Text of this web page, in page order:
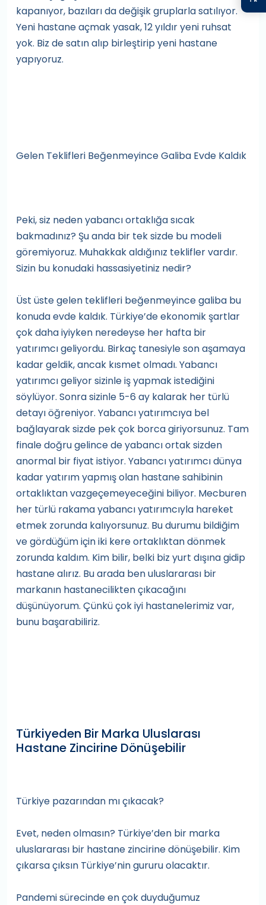
kapanıyor, bazıları da değişik gruplarla satılıyor.
Yeni hastane açmak yasak, 12 yıldır yeni ruhsat
yok. Biz de satın alıp birleştirip yeni hastane
yapıyoruz.
Gelen Teklifleri Beğenmeyince Galiba Evde Kaldık
Peki, siz neden yabancı ortaklığa sıcak
bakmadınız? Şu anda bir tek sizde bu modeli
göremiyoruz. Muhakkak aldığınız teklifler vardır.
Sizin bu konudaki hassasiyetiniz nedir?
Üst üste gelen teklifleri beğenmeyince galiba bu
konuda evde kaldık. Türkiye’de ekonomik şartlar
çok daha iyiyken neredeyse her hafta bir
yatırımcı geliyordu. Birkaç tanesiyle son aşamaya
kadar geldik, ancak kısmet olmadı. Yabancı
yatırımcı geliyor sizinle iş yapmak istediğini
söylüyor. Sonra sizinle 5-6 ay kalarak her türlü
detayı öğreniyor. Yabancı yatırımcıya bel
bağlayarak sizde pek çok borca giriyorsunuz. Tam
finale doğru gelince de yabancı ortak sizden
anormal bir fiyat istiyor. Yabancı yatırımcı dünya
kadar yatırım yapmış olan hastane sahibinin
ortaklıktan vazgeçemeyeceğini biliyor. Mecburen
her türlü rakama yabancı yatırımcıyla hareket
etmek zorunda kalıyorsunuz. Bu durumu bildiğim
ve gördüğüm için iki kere ortaklıktan dönmek
zorunda kaldım. Kim bilir, belki biz yurt dışına gidip
hastane alırız. Bu arada ben uluslararası bir
markanın hastanecilikten çıkacağını
düşünüyorum. Çünkü çok iyi hastanelerimiz var,
bunu başarabiliriz.
Türkiyeden Bir Marka Uluslarası
Hastane Zincirine Dönüşebilir
Türkiye pazarından mı çıkacak?
Evet, neden olmasın? Türkiye’den bir marka
uluslararası bir hastane zincirine dönüşebilir. Kim
çıkarsa çıksın Türkiye’nin gururu olacaktır.
Pandemi sürecinde en çok duyduğumuz